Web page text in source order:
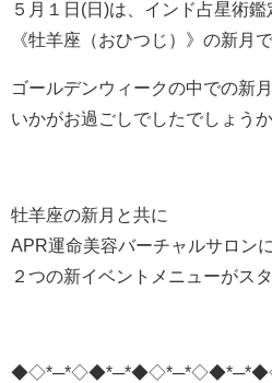
５月１日(日)は、インド占星術鑑
《牡羊座（おひつじ）》の新月
ゴールデンウィークの中での新
いかがお過ごしでしたでしょう
牡羊座の新月と共に
APR運命美容バーチャルサロンに
２つの新イベントメニューがス